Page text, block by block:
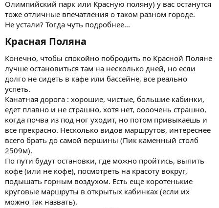
Олимпийский парк или Красную поляну) у вас останутся
тоже отличные впечатления о таком разном городе.
Не устали? Тогда чуть подробнее...
Красная Поляна​
Конечно, чтобы спокойно побродить по Красной Поляне
лучше остановиться там на несколько дней, но если
долго не сидеть в кафе или бассейне, все реально
успеть.
Канатная дорога : хорошие, чистые, большие кабинки,
едет плавно и не страшно, хотя нет, оооочень страшно,
когда почва из под ног уходит, но потом привыкаешь и
все прекрасно. Несколько видов маршрутов, интереснее
всего брать до самой вершины (Пик каменный столб
2509м).
По пути будут остановки, где можно пройтись, выпить
кофе (или не кофе), посмотреть на красоту вокруг,
подышать горным воздухом. Есть еще коротенькие
круговые маршруты в открытых кабинках (если их
можно так назвать).